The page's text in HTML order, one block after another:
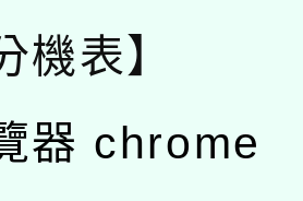
機表】
器 chrome